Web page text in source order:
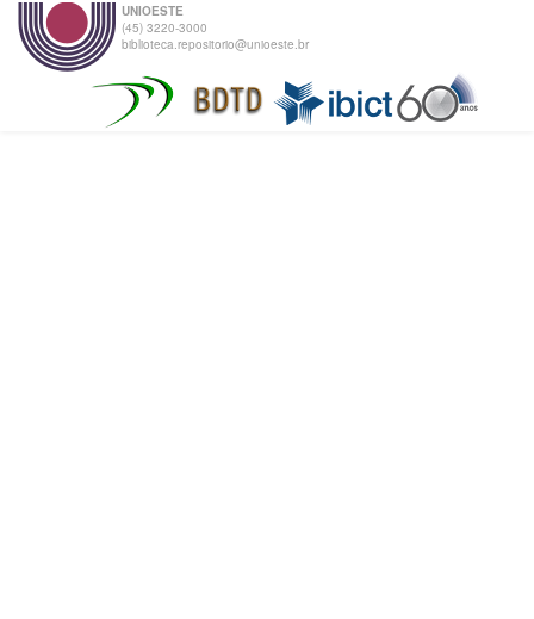
UNIOESTE
(45) 3220-3000
biblioteca.repositorio@unioeste.br